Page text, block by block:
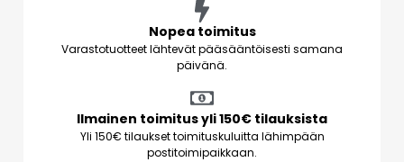
Nopea toimitus
Varastotuotteet lähtevät pääsääntöisesti samana
päivänä.
Ilmainen toimitus yli 150€ tilauksista
Yli 150€ tilaukset toimituskuluitta lähimpään
postitoimipaikkaan.